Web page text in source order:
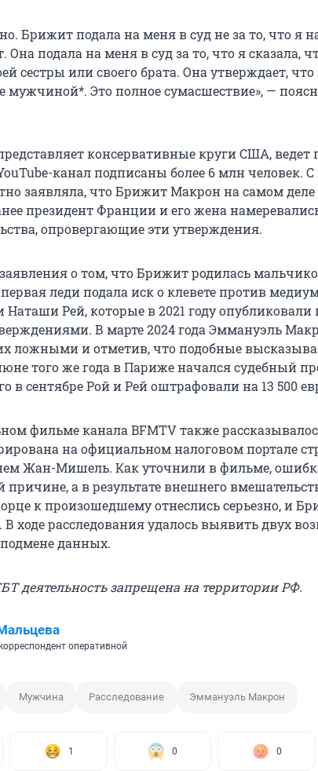
Брижит подала на меня в суд не за то, что я
подала на меня в суд за то, что я сказала,
сестры или своего брата. Она утверждает, что
мужчиной*. Это полное сумасшествие», —
консервативные круги США,
канал подписаны более 6 млн человек. С
заявляла, что Брижит Макрон на самом деле
президент Франции и его жена
опровергающие эти утверждения.
о том, что Брижит родилась
первая леди подала иск о клевете против
Рей, которые в 2021 году опубликовали
В марте 2024 года Эммануэль
ложными и отметив, что подобные
того же года в Париже начался судебный
в сентябре Рой и Рей оштрафовали на 13 500
фильме канала BFMTV также
на официальном налоговом портале
Жан-Мишель. Как уточнили в фильме,
причине, а в результате внешнего
к произошедшему отнеслись серьезно, и
В ходе расследования удалось выявить двух
данных.
деятельность запрещена на территории РФ.
оперативной
Мужчина Расследование Эммануэль Макрон
1 0 0